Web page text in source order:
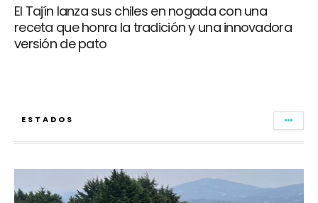
El Tajín lanza sus chiles en nogada con una
receta que honra la tradición y una innovadora
versión de pato
ESTADOS